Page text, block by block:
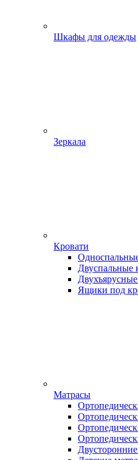
Шкафы для одежды
Зеркала
Кровати
Двуспальные
Ящики под
Матрасы